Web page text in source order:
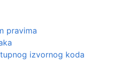
pravima
izvornog koda